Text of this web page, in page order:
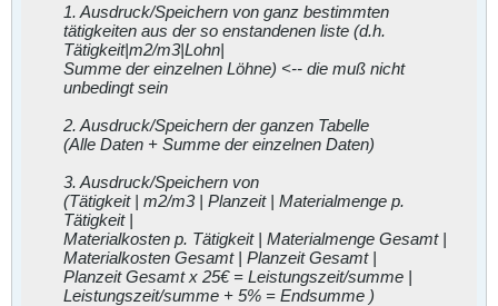
1. Ausdruck/Speichern von ganz bestimmten
tätigkeiten aus der so enstandenen liste (d.h.
Tätigkeit|m2/m3|Lohn|
Summe der einzelnen Löhne) <-- die muß nicht
unbedingt sein
2. Ausdruck/Speichern der ganzen Tabelle
(Alle Daten + Summe der einzelnen Daten)
3. Ausdruck/Speichern von
(Tätigkeit | m2/m3 | Planzeit | Materialmenge p.
Tätigkeit |
Materialkosten p. Tätigkeit | Materialmenge Gesamt |
Materialkosten Gesamt | Planzeit Gesamt |
Planzeit Gesamt x 25€ = Leistungszeit/summe |
Leistungszeit/summe + 5% = Endsumme )